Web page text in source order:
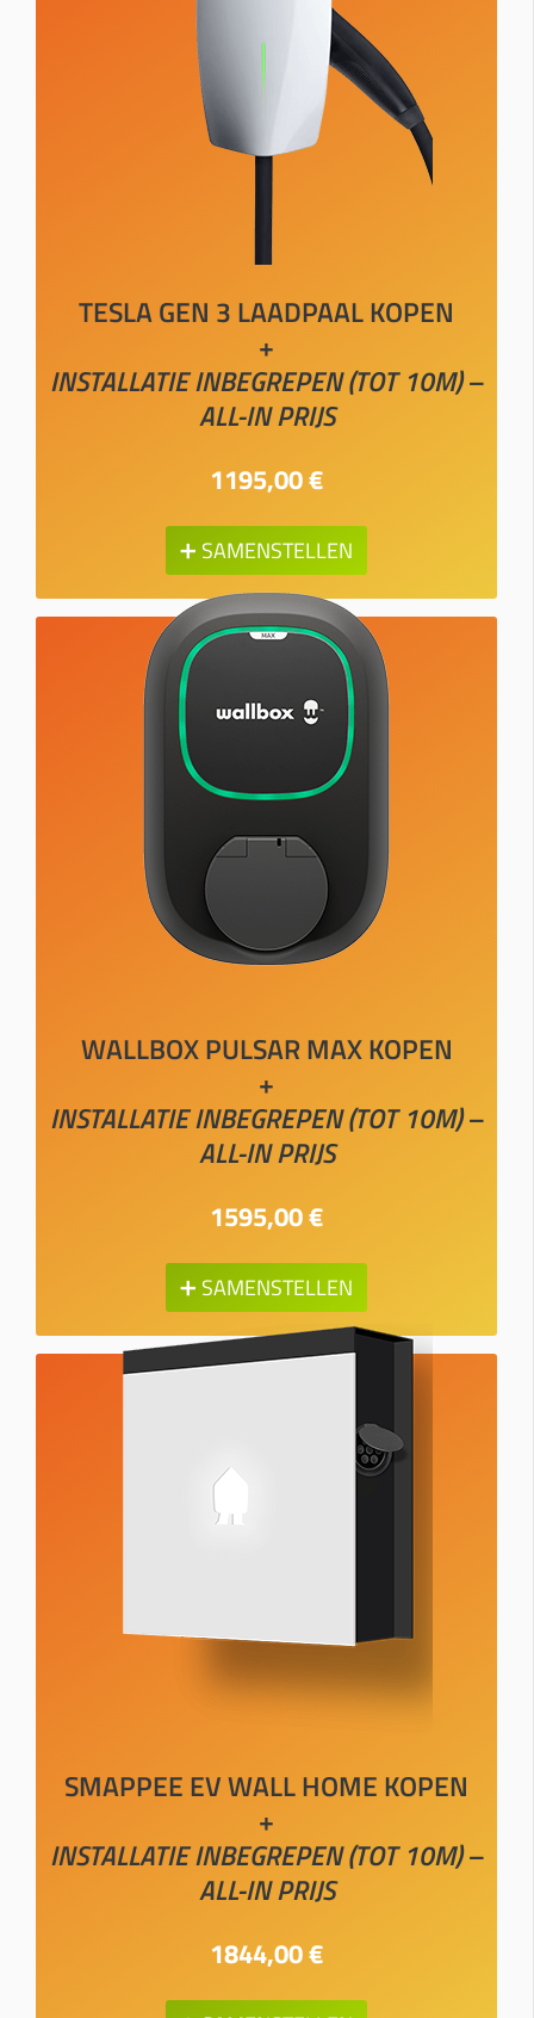
TESLA GEN 3 LAADPAAL KOPEN
+
INSTALLATIE INBEGREPEN (TOT 10M) –
ALL-IN PRIJS
1195,00 €
➕ SAMENSTELLEN
WALLBOX PULSAR MAX KOPEN
+
INSTALLATIE INBEGREPEN (TOT 10M) –
ALL-IN PRIJS
1595,00 €
➕ SAMENSTELLEN
SMAPPEE EV WALL HOME KOPEN
+
INSTALLATIE INBEGREPEN (TOT 10M) –
ALL-IN PRIJS
1844,00 €